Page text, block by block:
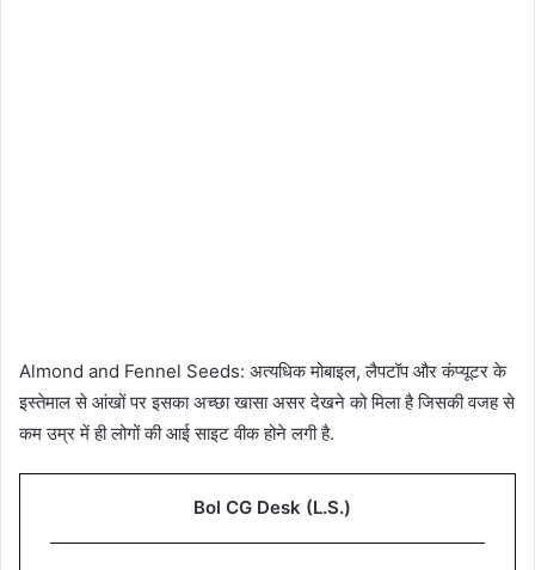
Almond and Fennel Seeds: अत्यधिक मोबाइल, लैपटॉप और कंप्यूटर के
इस्तेमाल से आंखों पर इसका अच्छा खासा असर देखने को मिला है जिसकी वजह से
कम उम्र में ही लोगों की आई साइट वीक होने लगी है.
Bol CG Desk (L.S.)